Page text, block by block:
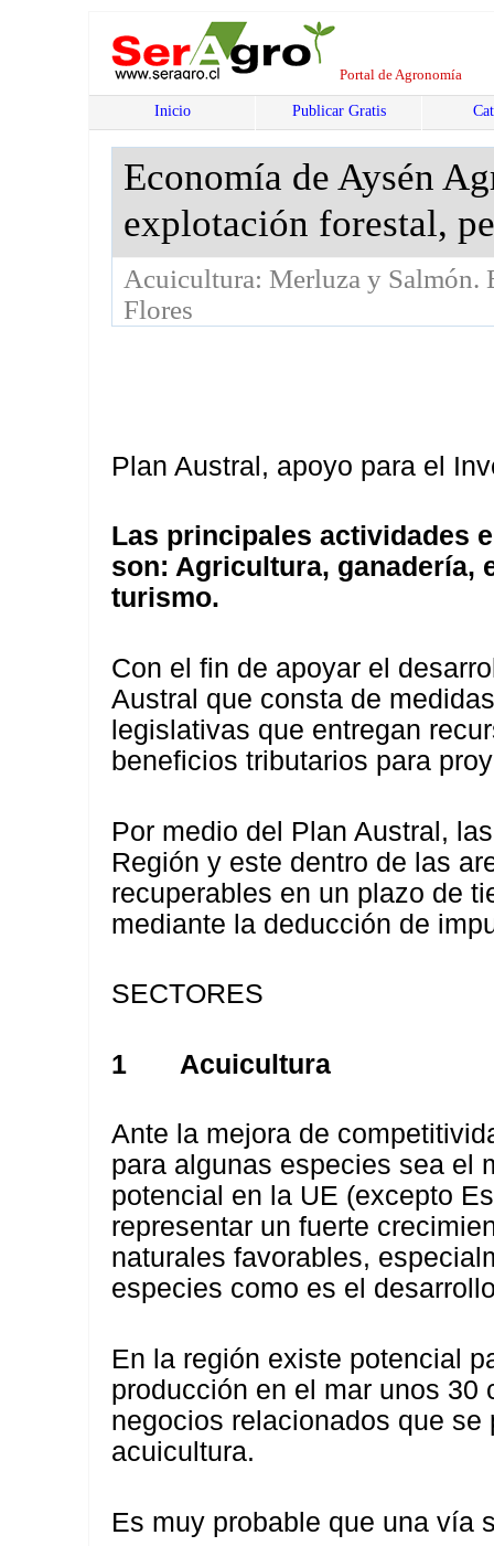
Portal de Agronomía
Inicio Publicar Gratis
Economía de Aysén
explotación forestal,
Acuicultura: Merluza y Salmón.
Flores
Plan Austral, apoyo para el
Las principales actividades
son: Agricultura, ganadería,
turismo.
Con el fin de apoyar el
Austral que consta de
legislativas que entregan
beneficios tributarios para
Por medio del Plan Austral,
Región y este dentro de las
recuperables en un plazo de
mediante la deducción de
SECTORES
1 Acuicultura
Ante la mejora de
para algunas especies sea el
potencial en la UE (excepto
representar un fuerte
naturales favorables,
especies como es el
En la región existe potencial
producción en el mar unos
negocios relacionados que
acuicultura.
Es muy probable que una vía